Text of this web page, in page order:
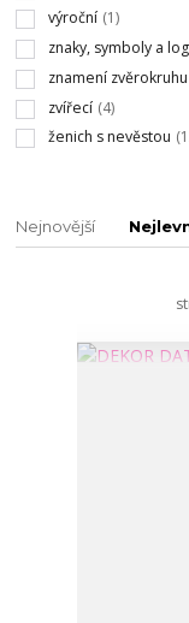
výroční (1)
znaky, symboly a
znamení zvěrokruhu
zvířecí (4)
ženich s nevěstou
Nejnovější